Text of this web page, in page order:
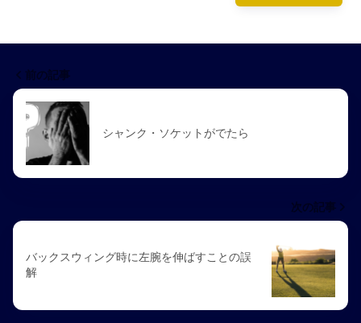
前の記事
シャンク・ソケットがでたら
次の記事
バックスウィング時に左腕を伸ばすことの誤
解